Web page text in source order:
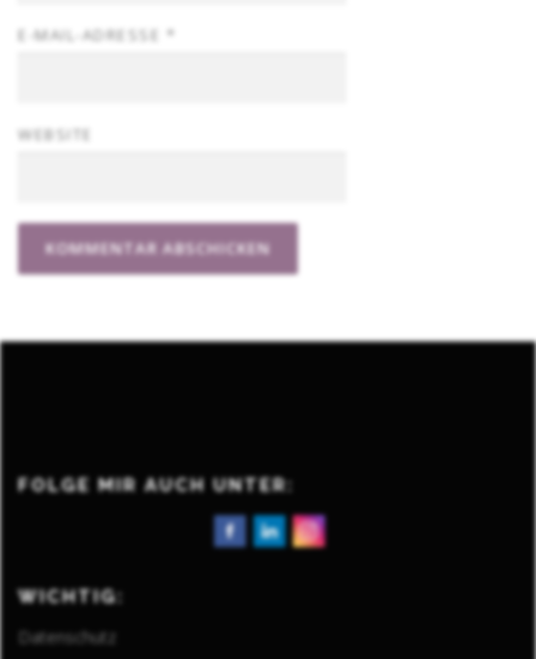
E-MAIL-ADRESSE *
WEBSITE
FOLGE MIR AUCH UNTER:
WICHTIG:
Datenschutz